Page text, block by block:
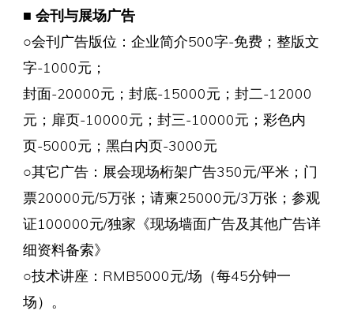
■ 会刊与展场广告
○会刊广告版位：企业简介500字-免费；整版文
字-1000元；
封面-20000元；封底-15000元；封二-12000
元；扉页-10000元；封三-10000元；彩色内
页-5000元；黑白内页-3000元
○其它广告：展会现场桁架广告350元/平米；门
票20000元/5万张；请柬25000元/3万张；参观
证100000元/独家《现场墙面广告及其他广告详
细资料备索》
○技术讲座：RMB5000元/场（每45分钟一
场）。